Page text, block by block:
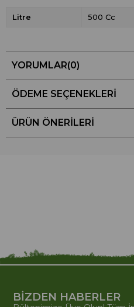
Litre 500 Cc
YORUMLAR(0)
ÖDEME SEÇENEKLERI
ÜRÜN ÖNERILERI
BİZDEN HABERLER